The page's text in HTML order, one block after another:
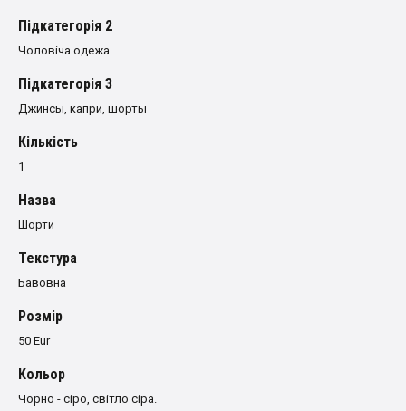
Пiдкатегорiя 2
Чоловіча одежа
Пiдкатегорiя 3
Джинсы, капри, шорты
Кількість
1
Назва
Шорти
Текстура
Бавовна
Розмiр
50 Eur
Кольор
Чорно - сіро, світло сіра.